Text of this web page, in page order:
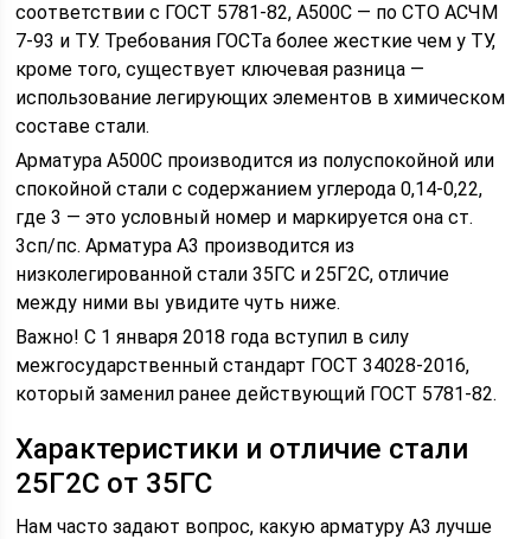
соответствии с ГОСТ 5781-82, А500С — по СТО АСЧМ
7-93 и ТУ. Требования ГОСТа более жесткие чем у ТУ,
кроме того, существует ключевая разница —
использование легирующих элементов в химическом
составе стали.
Арматура А500С производится из полуспокойной или
спокойной стали с содержанием углерода 0,14-0,22,
где 3 — это условный номер и маркируется она ст.
3сп/пс. Арматура А3 производится из
низколегированной стали 35ГС и 25Г2С, отличие
между ними вы увидите чуть ниже.
Важно! С 1 января 2018 года вступил в силу
межгосударственный стандарт ГОСТ 34028-2016,
который заменил ранее действующий ГОСТ 5781-82.
Характеристики и отличие стали
25Г2С от 35ГС
Нам часто задают вопрос, какую арматуру А3 лучше